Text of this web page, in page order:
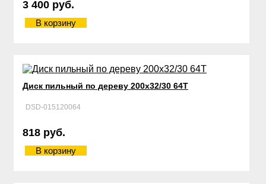
3 400 руб.
В корзину
Диск пильный по дереву 200х32/30 64Т
DSD-015120064
818 руб.
В корзину